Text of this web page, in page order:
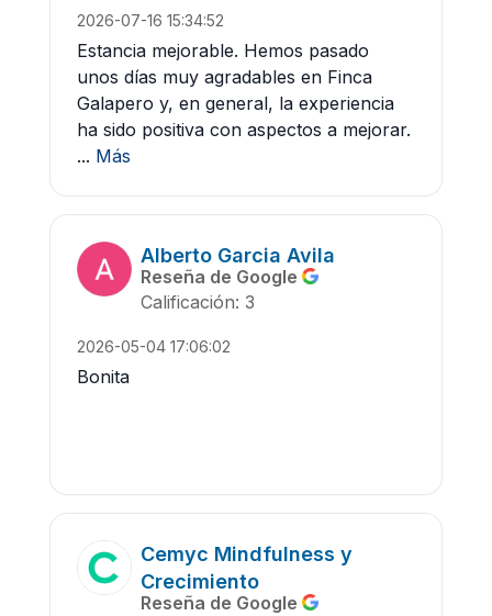
2026-07-16 15:34:52
Estancia mejorable. Hemos pasado
unos días muy agradables en Finca
Galapero y, en general, la experiencia
ha sido positiva con aspectos a mejorar.
... Más
Alberto Garcia Avila
Reseña de Google
Calificación: 3
2026-05-04 17:06:02
Bonita
Cemyc Mindfulness y
Crecimiento
Reseña de Google